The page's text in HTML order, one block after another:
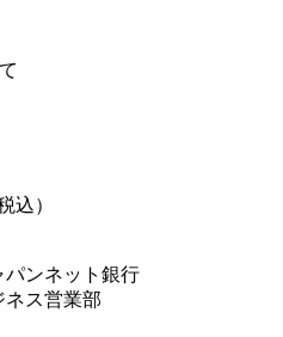
込）
ンネット銀行
営業部